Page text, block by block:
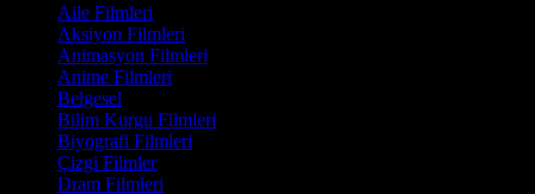
Aile Filmleri
Aksiyon Filmleri
Animasyon Filmleri
Anime Filmleri
Belgesel
Bilim Kurgu Filmleri
Biyografi Filmleri
Çizgi Filmler
Dram Filmleri